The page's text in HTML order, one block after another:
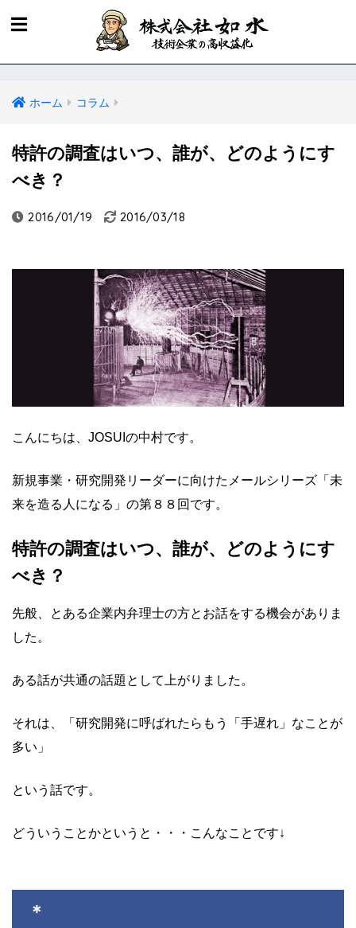
ホーム コラム
特許の調査はいつ、誰が、どのようにす
べき？
2016/01/19 2016/03/18
こんにちは、JOSUIの中村です。
新規事業・研究開発リーダーに向けたメールシリーズ「 未
来を造る人になる」の第８８回です。
特許の調査はいつ、誰が、どのようにす
べき？
先般、とある企業内弁理士の方とお話をする機会がありま
した。
ある話が共通の話題として上がりました。
それは、「研究開発に呼ばれたらもう「手遅れ」なことが
多い」
という話です。
どういうことかというと・・・こんなことです↓
＊